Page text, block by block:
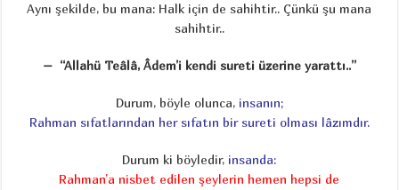
Aynı şekilde, bu mana: Halk için de sahihtir.. Çünkü şu mana
sahihtir..
– “Allahü Teâlâ, Âdem’i kendi sureti üzerine yarattı..”
Durum, böyle olunca,insanın;
Rahman sıfatlarından her sıfatın bir sureti olması lâzımdır.
Durum ki böyledir, insanda:
Rahman’a nisbet edilen şeylerin hemen hepsi de